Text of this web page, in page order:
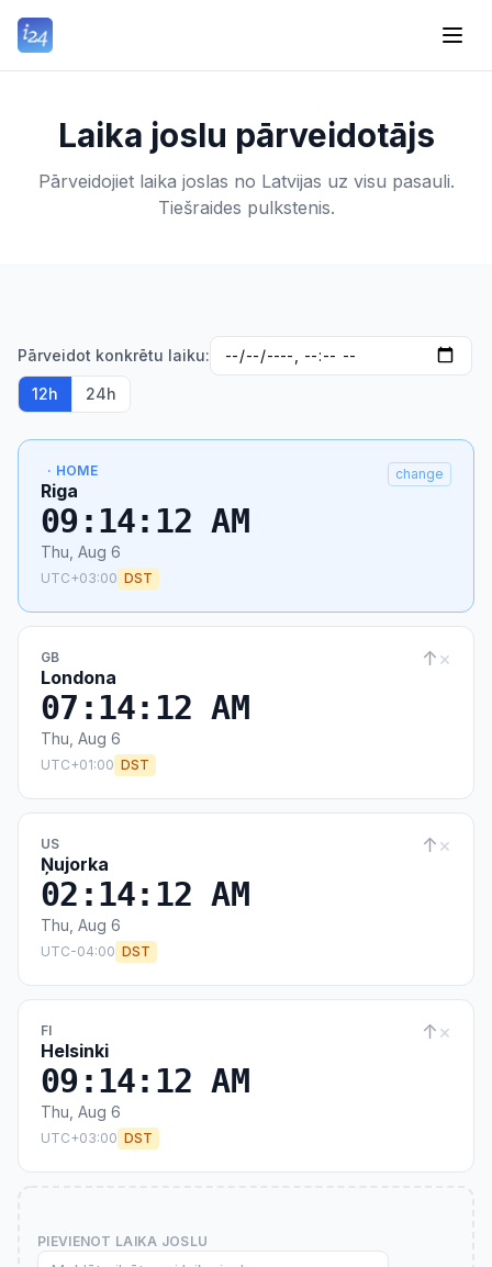
Laika joslu pārveidotājs
Pārveidojiet laika joslas no Latvijas uz visu pasauli.
Tiešraides pulkstenis.
Pārveidot konkrētu laiku:
12h 24h
· HOME
Riga
change
09:14:12 AM
Thu, Aug 6
UTC+03:00 DST
GB
Londona
↑×
07:14:12 AM
Thu, Aug 6
UTC+01:00 DST
US
Ņujorka
↑×
02:14:12 AM
Thu, Aug 6
UTC-04:00 DST
FI
Helsinki
↑×
09:14:12 AM
Thu, Aug 6
UTC+03:00 DST
PIEVIENOT LAIKA JOSLU